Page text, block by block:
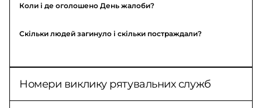
Коли і де оголошено День жалоби?
Скільки людей загинуло і скільки постраждали?
Номери виклику рятувальних служб